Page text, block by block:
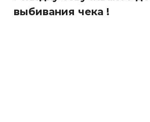
выбивания чека !